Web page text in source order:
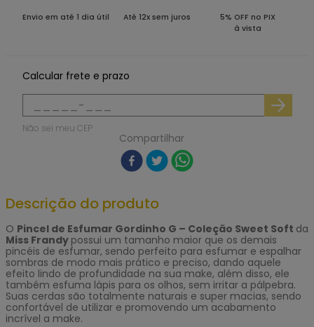
Envio em até 1 dia útil Até 12x sem juros
5% OFF no PIX
à vista
Calcular frete e prazo
Não sei meu CEP
Compartilhar
Descrição do produto
O Pincel de Esfumar Gordinho G – Coleção Sweet Soft da
Miss Frandy possui um tamanho maior que os demais
pincéis de esfumar, sendo perfeito para esfumar e espalhar
sombras de modo mais prático e preciso, dando aquele
efeito lindo de profundidade na sua make, além disso, ele
também esfuma lápis para os olhos, sem irritar a pálpebra.
Suas cerdas são totalmente naturais e super macias, sendo
confortável de utilizar e promovendo um acabamento
incrível a make.